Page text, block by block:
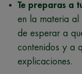
Te preparas a
en la materia al
de esperar a
contenidos y a
explicaciones.